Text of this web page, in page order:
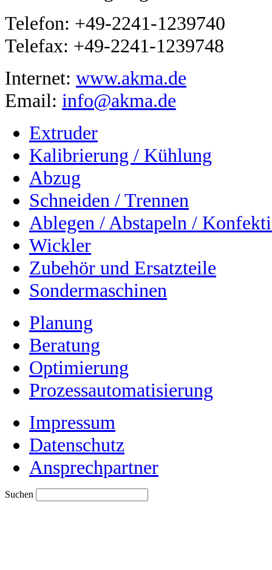
Telefon: +49-2241-1239740
Telefax: +49-2241-1239748
Internet: www.akma.de
Email: info@akma.de
Extruder
Kalibrierung / Kühlung
Abzug
Schneiden / Trennen
Ablegen / Abstapeln /
Wickler
Zubehör und Ersatzteile
Sondermaschinen
Planung
Beratung
Optimierung
Prozessautomatisierung
Impressum
Datenschutz
Ansprechpartner
Suchen